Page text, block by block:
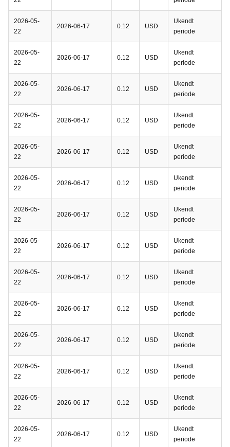
2026-05-
22
2026-06-17 0.12 USD
Ukendt
periode
2026-05-
22
2026-06-17 0.12 USD
Ukendt
periode
2026-05-
22
2026-06-17 0.12 USD
Ukendt
periode
2026-05-
22
2026-06-17 0.12 USD
Ukendt
periode
2026-05-
22
2026-06-17 0.12 USD
Ukendt
periode
2026-05-
22
2026-06-17 0.12 USD
Ukendt
periode
2026-05-
22
2026-06-17 0.12 USD
Ukendt
periode
2026-05-
22
2026-06-17 0.12 USD
Ukendt
periode
2026-05-
22
2026-06-17 0.12 USD
Ukendt
periode
2026-05-
22
2026-06-17 0.12 USD
Ukendt
periode
2026-05-
22
2026-06-17 0.12 USD
Ukendt
periode
2026-05-
22
2026-06-17 0.12 USD
Ukendt
periode
2026-05-
22
2026-06-17 0.12 USD
Ukendt
periode
2026-05-
22
2026-06-17 0.12 USD
Ukendt
periode